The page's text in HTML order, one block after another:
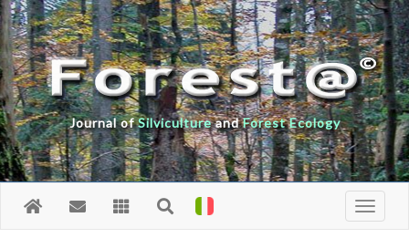
Journal ofSilvicultureandForest Ecology